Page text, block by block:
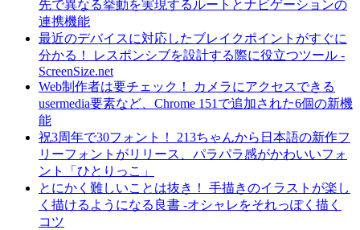
先で異なる挙動を実現するルートとナビゲーションの
連携機能
最近のデバイスに対応したブレイクポイントがすぐに
分かる！ レスポンシブを設計する際に役立つツール -
ScreenSize.net
Web制作者は要チェック！ カメラにアクセスできる
usermedia要素など、Chrome 151で追加された6個の新機
能
祝3周年で30フォント！ 213ちゃんから日本語の新作フ
リーフォントがリリース、パラパラ感がかわいいフォ
ント「ひとりっこ」
とにかく難しいことは抜き！ 手描きのイラストが楽し
く描けるようになる良書 -オシャレをそれっぽく描く
コツ